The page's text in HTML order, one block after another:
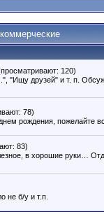
120)
"Ищу друзей" и т. п.
78)
рождения, пожелайте
83)
в хорошие руки…
не б/у и т.п.